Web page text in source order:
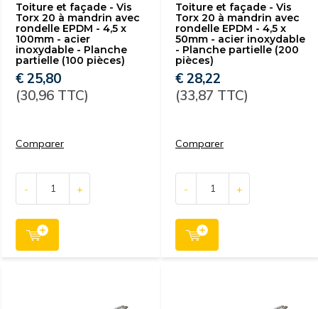
Toiture et façade - Vis
Torx 20 à mandrin avec
rondelle EPDM - 4,5 x
100mm - acier
inoxydable - Planche
partielle (100 pièces)
€ 25,80
(30,96 TTC)
Comparer
- +
Toiture et façade - Vis
Torx 20 à mandrin avec
rondelle EPDM - 4,5 x
50mm - acier inoxydable
- Planche partielle (200
pièces)
€ 28,22
(33,87 TTC)
Comparer
- +